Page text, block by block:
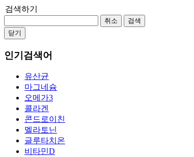
검색하기
취소
검색
닫기
인기검색어
유산균
마그네슘
오메가3
콜라겐
콘드로이친
멜라토닌
글루타치온
비타민D